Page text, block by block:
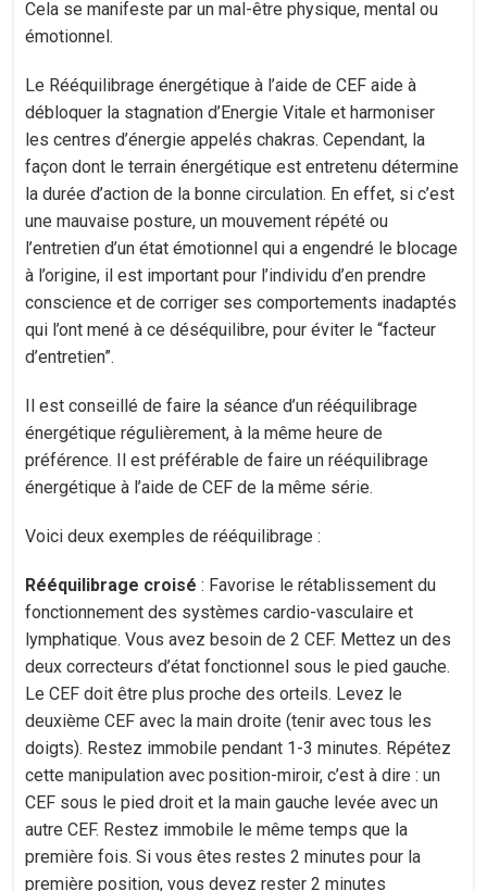
Cela se manifeste par un mal-être physique, mental ou
émotionnel.
Le Rééquilibrage énergétique à l’aide de CEF aide à
débloquer la stagnation d’Energie Vitale et harmoniser
les centres d’énergie appelés chakras. Cependant, la
façon dont le terrain énergétique est entretenu détermine
la durée d’action de la bonne circulation. En effet, si c’est
une mauvaise posture, un mouvement répété ou
l’entretien d’un état émotionnel qui a engendré le blocage
à l’origine, il est important pour l’individu d’en prendre
conscience et de corriger ses comportements inadaptés
qui l’ont mené à ce déséquilibre, pour éviter le “facteur
d’entretien”.
Il est conseillé de faire la séance d’un rééquilibrage
énergétique régulièrement, à la même heure de
préférence. Il est préférable de faire un rééquilibrage
énergétique à l’aide de CEF de la même série.
Voici deux exemples de rééquilibrage :
Rééquilibrage croisé : Favorise le rétablissement du
fonctionnement des systèmes cardio-vasculaire et
lymphatique. Vous avez besoin de 2 CEF. Mettez un des
deux correcteurs d’état fonctionnel sous le pied gauche.
Le CEF doit être plus proche des orteils. Levez le
deuxième CEF avec la main droite (tenir avec tous les
doigts). Restez immobile pendant 1-3 minutes. Répétez
cette manipulation avec position-miroir, c’est à dire : un
CEF sous le pied droit et la main gauche levée avec un
autre CEF. Restez immobile le même temps que la
première fois. Si vous êtes restes 2 minutes pour la
première position, vous devez rester 2 minutes